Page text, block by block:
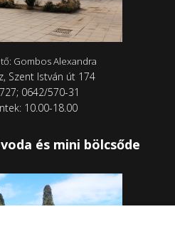
Gombos Alexandra
Szent István út 174
0642/570-31
10.00-18.00
és mini bölcsőde